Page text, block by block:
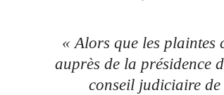
« Alors que les plaintes
auprès de la présidence
conseil judiciaire